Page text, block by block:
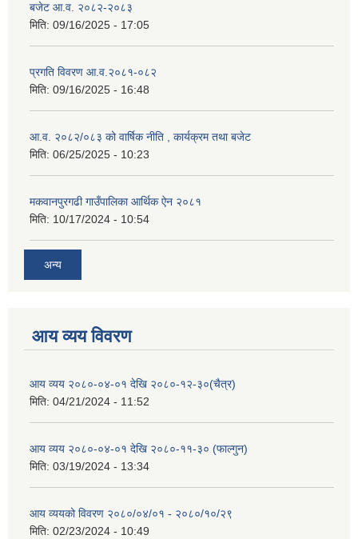
बजेट आ.व. २०८२-२०८३
मिति: 09/16/2025 - 17:05
प्रगति विवरण आ.व.२०८१-०८२
मिति: 09/16/2025 - 16:48
आ.व. २०८२/०८३ को वार्षिक नीति , कार्यक्रम तथा बजेट
मिति: 06/25/2025 - 10:23
मकवानपुरगढी गाउँपालिका आर्थिक ‌‌‌ऐन २०८१
मिति: 10/17/2024 - 10:54
अन्य
आय व्यय विवरण
आय व्यय २०८०-०४-०१ देखि २०८०-१२-३०(चैत्र)
मिति: 04/21/2024 - 11:52
आय व्यय २०८०-०४-०१ देखि २०८०-११-३० (फाल्गुन)
मिति: 03/19/2024 - 13:34
आय व्ययको विवरण २०८०/०४/०१ - २०८०/१०/२९
मिति: 02/23/2024 - 10:49